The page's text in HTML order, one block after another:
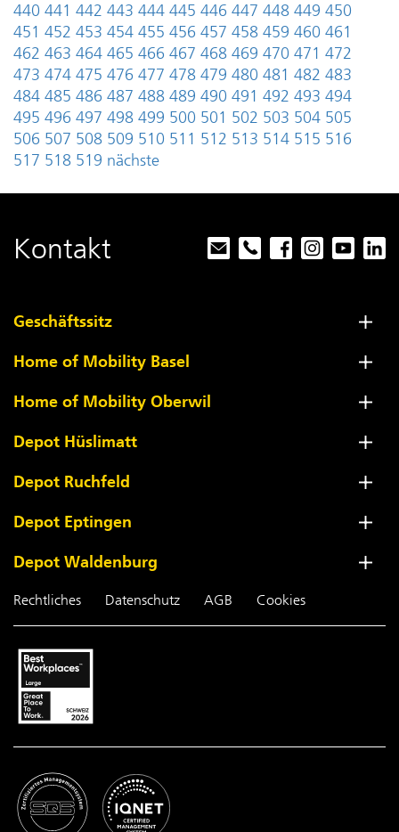
440 441 442 443 444 445 446 447 448 449 450
451 452 453 454 455 456 457 458 459 460 461
462 463 464 465 466 467 468 469 470 471 472
473 474 475 476 477 478 479 480 481 482 483
484 485 486 487 488 489 490 491 492 493 494
495 496 497 498 499 500 501 502 503 504 505
506 507 508 509 510 511 512 513 514 515 516
517 518 519 nächste
Kontakt
Geschäftssitz
Home of Mobility Basel
Home of Mobility Oberwil
Depot Hüslimatt
Depot Ruchfeld
Depot Eptingen
Depot Waldenburg
Rechtliches Datenschutz AGB Cookies